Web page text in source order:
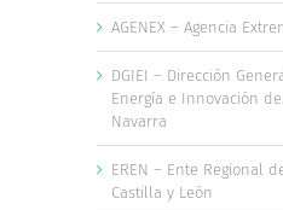
AGENEX – Agencia
DGIEI – Dirección
Energía e Innovación
Navarra
EREN – Ente Regional
Castilla y León